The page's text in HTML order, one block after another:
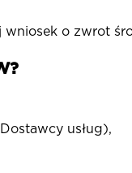
wniosek o zwrot
usług),